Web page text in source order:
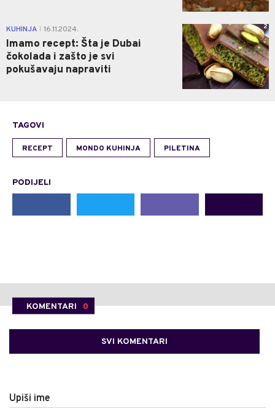
KUHINJA 16.11.2024.
Imamo recept: Šta je Dubai
čokolada i zašto je svi
pokušavaju napraviti
2
TAGOVI
RECEPT MONDO KUHINJA PILETINA
PODIJELI
KOMENTARI 0
SVI KOMENTARI
Upiši ime